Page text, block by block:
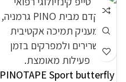
PINOTAPE Sport butterfly